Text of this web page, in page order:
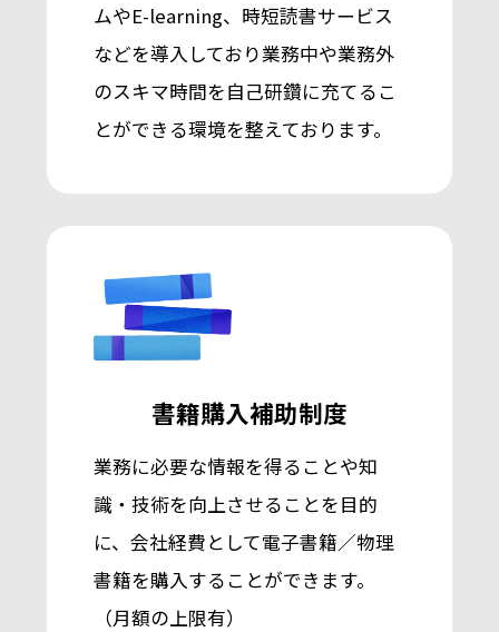
ムやE-learning、時短読書サービス
などを導入しており業務中や業務外
のスキマ時間を自己研鑽に充てるこ
とができる環境を整えております。
書籍購入補助制度
業務に必要な情報を得ることや知
識・技術を向上させることを目的
に、会社経費として電子書籍／物理
書籍を購入することができます。
（月額の上限有）